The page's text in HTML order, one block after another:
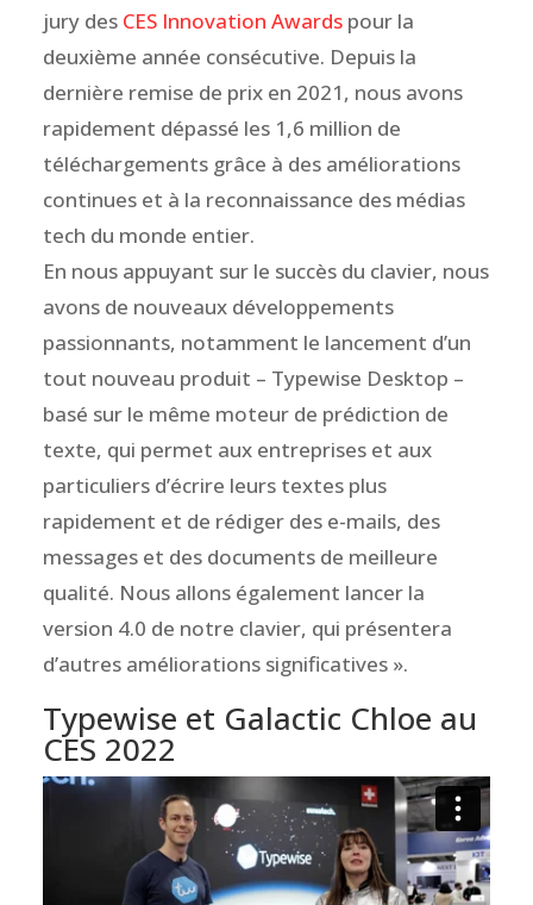
jury des CES Innovation Awardspour la
deuxième année consécutive. Depuis la
dernière remise de prix en 2021, nous avons
rapidement dépassé les 1,6 million de
téléchargements grâce à des améliorations
continues et à la reconnaissance des médias
tech du monde entier.
En nous appuyant sur le succès du clavier, nous
avons de nouveaux développements
passionnants, notamment le lancement d’un
tout nouveau produit – Typewise Desktop –
basé sur le même moteur de prédiction de
texte, qui permet aux entreprises et aux
particuliers d’écrire leurs textes plus
rapidement et de rédiger des e-mails, des
messages et des documents de meilleure
qualité. Nous allons également lancer la
version 4.0 de notre clavier, qui présentera
d’autres améliorations significatives ».
Typewise et Galactic Chloe au
CES 2022